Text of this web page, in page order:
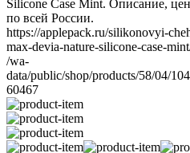
Silicone Case Mint. Описание,
по всей России.
https://applepack.ru/silikonovyi-
max-devia-nature-silicone-case-
/wa-
data/public/shop/products/58/04/
60467